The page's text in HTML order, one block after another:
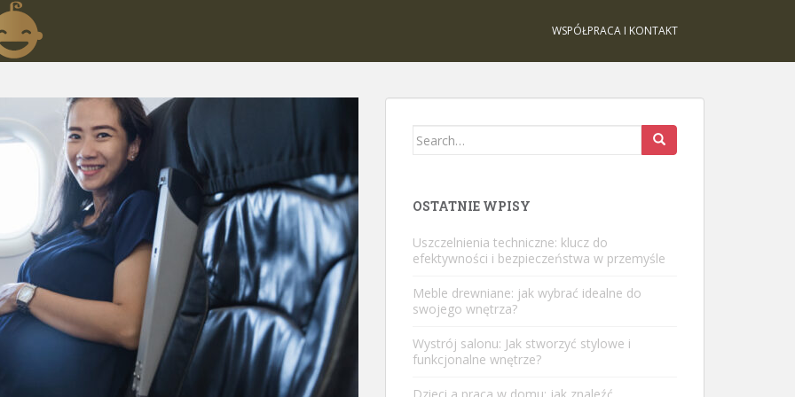
WSPÓŁPRACA I KONTAKT
Search
OSTATNIE WPISY
Uszczelnienia techniczne: klucz do
efektywności i bezpieczeństwa w przemyśle
Meble drewniane: jak wybrać idealne do
swojego wnętrza?
Wystrój salonu: Jak stworzyć stylowe i
funkcjonalne wnętrze?